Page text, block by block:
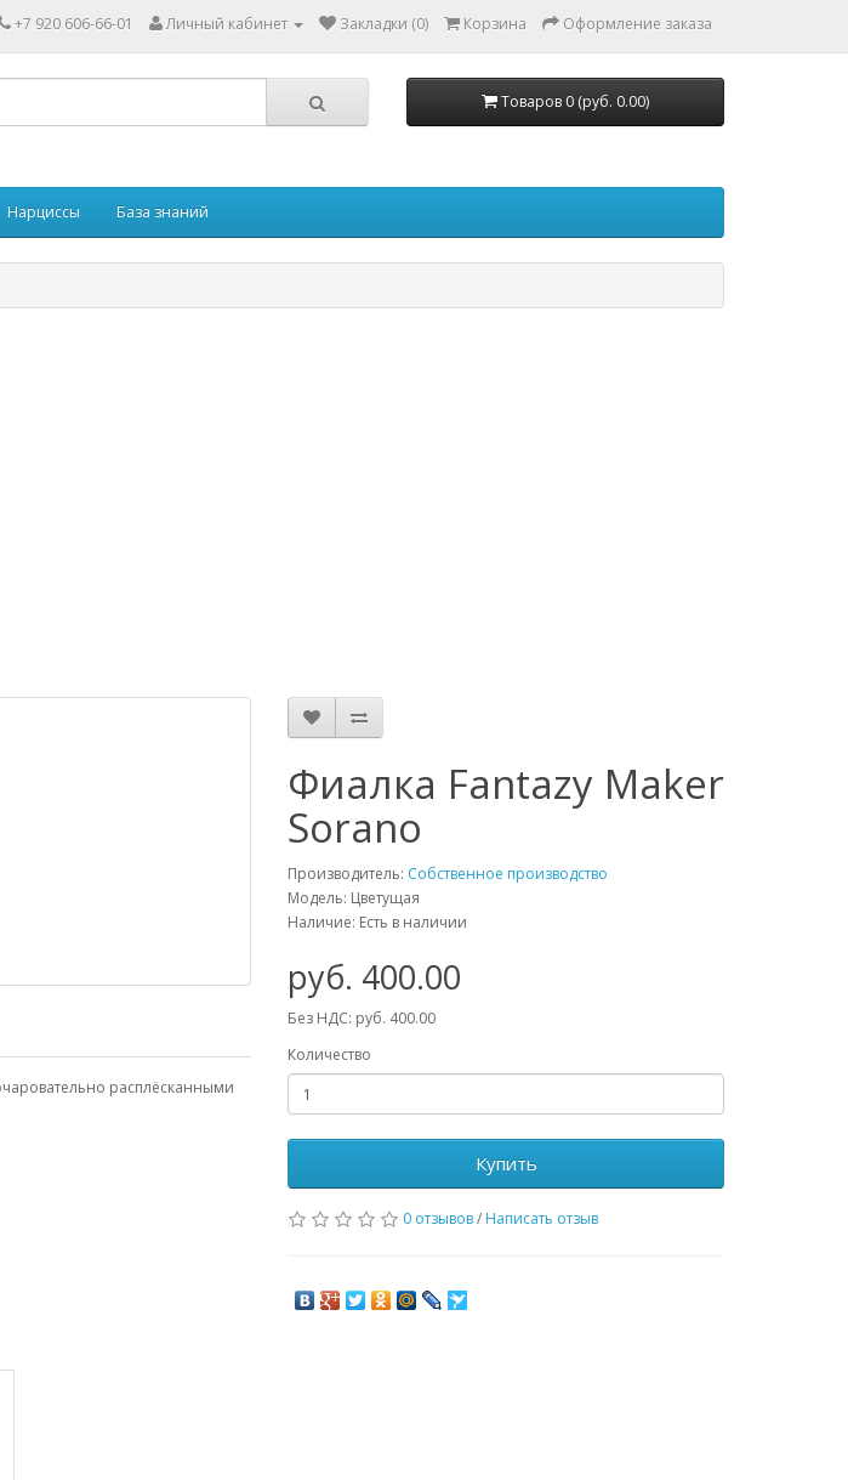
+7 920 606-66-01 Личный кабинет Закладки (0) Корзина Оформление заказа
Товаров 0 (руб. 0.00)
Нарциссы База знаний
расплёсканными
Фиалка Fantazy Maker
Sorano
Производитель: Собственное производство
Модель: Цветущая
Наличие: Есть в наличии
руб. 400.00
Без НДС: руб. 400.00
Количество
Купить
0 отзывов/ Написать отзыв